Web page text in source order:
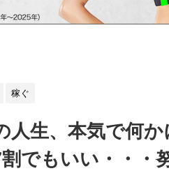
稼ぐ
人生、本気で何
でもいい・・・